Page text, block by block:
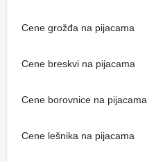
Cene grožđa na pijacama
Cene breskvi na pijacama
Cene borovnice na pijacama
Cene lešnika na pijacama